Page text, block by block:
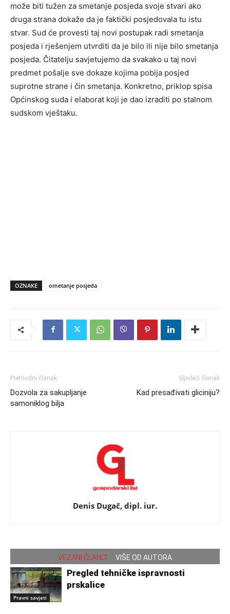
može biti tužen za smetanje posjeda svoje stvari ako
druga strana dokaže da je faktički posjedovala tu istu
stvar. Sud će provesti taj novi postupak radi smetanja
posjeda i rješenjem utvrditi da je bilo ili nije bilo smetanja
posjeda. Čitatelju savjetujemo da svakako u taj novi
predmet pošalje sve dokaze kojima pobija posjed
suprotne strane i čin smetanja. Konkretno, priklop spisa
Općinskog suda i elaborat koji je dao izraditi po stalnom
sudskom vještaku.
OZNAKE ometanje posjeda
Prethodni članak
Dozvola za sakupljanje
samoniklog bilja
Sljedeći članak
Kad presađivati gliciniju?
Denis Dugač, dipl. iur.
VEZANI ČLANCI VIŠE OD AUTORA
Pravni savjeti
Pregled tehničke ispravnosti
prskalice